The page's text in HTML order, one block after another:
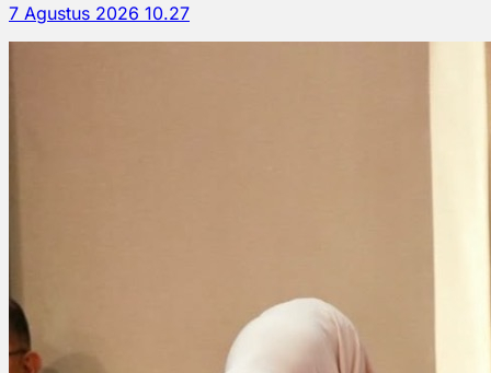
7 Agustus 2026 10.27